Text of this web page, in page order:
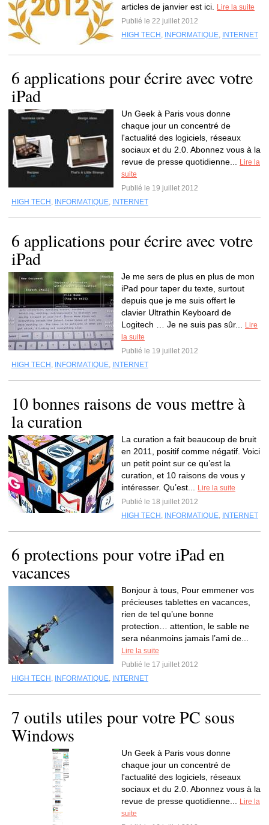
articles de janvier est ici.
Lire la suite
Publié le 22 juillet 2012
HIGH TECH , INFORMATIQUE, INTERNET
6 applications pour écrire avec votre
iPad
Un Geek à Paris vous donne
chaque jour un concentré de
l'actualité des logiciels, réseaux
sociaux et du 2.0. Abonnez vous à la
revue de presse quotidienne...
Lire la
suite
Publié le 19 juillet 2012
HIGH TECH , INFORMATIQUE, INTERNET
6 applications pour écrire avec votre
iPad
Je me sers de plus en plus de mon
iPad pour taper du texte, surtout
depuis que je me suis offert le
clavier Ultrathin Keyboard de
Logitech … Je ne suis pas sûr...
Lire
la suite
Publié le 19 juillet 2012
HIGH TECH , INFORMATIQUE, INTERNET
10 bonnes raisons de vous mettre à
la curation
La curation a fait beaucoup de bruit
en 2011, positif comme négatif. Voici
un petit point sur ce qu’est la
curation, et 10 raisons de vous y
intéresser. Qu’est...
Lire la suite
Publié le 18 juillet 2012
HIGH TECH , INFORMATIQUE, INTERNET
6 protections pour votre iPad en
vacances
Bonjour à tous, Pour emmener vos
précieuses tablettes en vacances,
rien de tel qu’une bonne
protection… attention, le sable ne
sera néanmoins jamais l’ami de...
Lire la suite
Publié le 17 juillet 2012
HIGH TECH , INFORMATIQUE, INTERNET
7 outils utiles pour votre PC sous
Windows
Un Geek à Paris vous donne
chaque jour un concentré de
l'actualité des logiciels, réseaux
sociaux et du 2.0. Abonnez vous à la
revue de presse quotidienne...
Lire la
suite